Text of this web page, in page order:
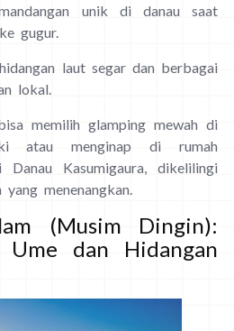
unik di danau saat
gugur.
laut segar dan berbagai
lokal.
memilih glamping mewah di
atau menginap di rumah
Kasumigaura, dikelilingi
menenangkan.
(Musim Dingin):
Ume dan Hidangan